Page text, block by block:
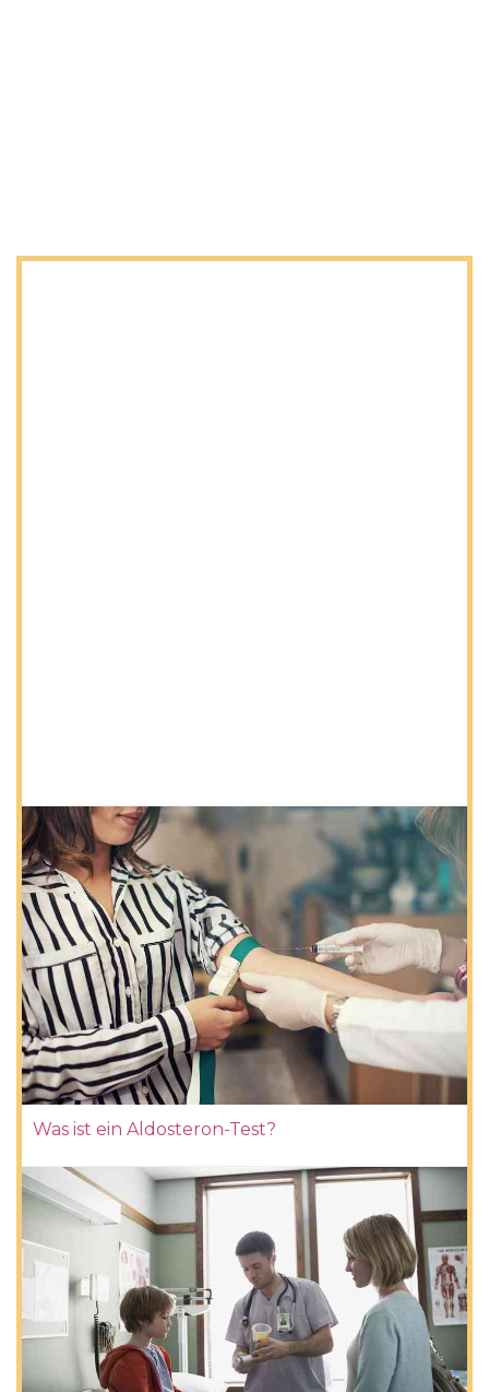
Was ist ein Aldosteron-Test?